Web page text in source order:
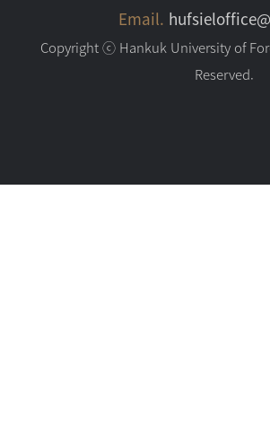
Email.
Copyright ⓒ Hankuk University of
Reserved.